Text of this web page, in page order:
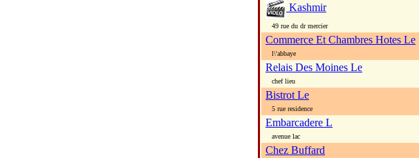
Kashmir
49 rue du dr mercier
Commerce Et Chambres Hotes Le
l\'abbaye
Relais Des Moines Le
chef lieu
Bistrot Le
5 rue residence
Embarcadere L
avenue lac
Chez Buffard